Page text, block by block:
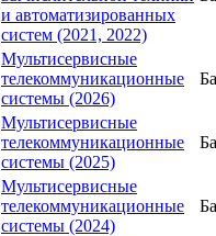
и автоматизированных
систем (2021, 2022)
Мультисервисные
телекоммуникационные
системы (2026)
Мультисервисные
телекоммуникационные
системы (2025)
Мультисервисные
телекоммуникационные
системы (2024)